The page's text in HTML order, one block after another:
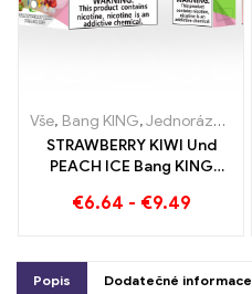
Vše, Bang KING,Jednorázové e-cigarety Litva
STRAWBERRY KIWI Und
PEACH ICE Bang KING
e-cigareta Puffs - Dual
€6.64 - €9.49
Popis Dodatečné informace